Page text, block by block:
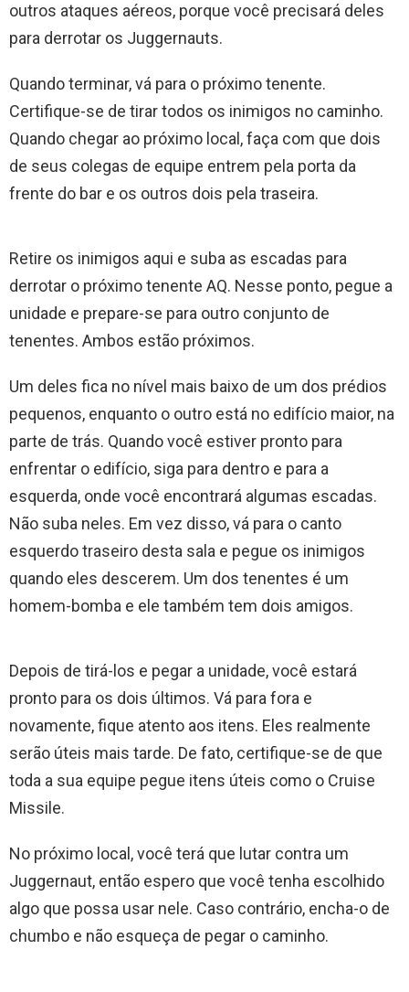
outros ataques aéreos, porque você precisará deles
para derrotar os Juggernauts.
Quando terminar, vá para o próximo tenente.
Certifique-se de tirar todos os inimigos no caminho.
Quando chegar ao próximo local, faça com que dois
de seus colegas de equipe entrem pela porta da
frente do bar e os outros dois pela traseira.
Retire os inimigos aqui e suba as escadas para
derrotar o próximo tenente AQ. Nesse ponto, pegue a
unidade e prepare-se para outro conjunto de
tenentes. Ambos estão próximos.
Um deles fica no nível mais baixo de um dos prédios
pequenos, enquanto o outro está no edifício maior, na
parte de trás. Quando você estiver pronto para
enfrentar o edifício, siga para dentro e para a
esquerda, onde você encontrará algumas escadas.
Não suba neles. Em vez disso, vá para o canto
esquerdo traseiro desta sala e pegue os inimigos
quando eles descerem. Um dos tenentes é um
homem-bomba e ele também tem dois amigos.
Depois de tirá-los e pegar a unidade, você estará
pronto para os dois últimos. Vá para fora e
novamente, fique atento aos itens. Eles realmente
serão úteis mais tarde. De fato, certifique-se de que
toda a sua equipe pegue itens úteis como o Cruise
Missile.
No próximo local, você terá que lutar contra um
Juggernaut, então espero que você tenha escolhido
algo que possa usar nele. Caso contrário, encha-o de
chumbo e não esqueça de pegar o caminho.